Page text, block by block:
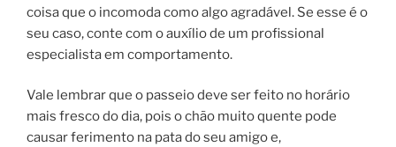
coisa que o incomoda como algo agradável. Se esse é o
seu caso, conte com o auxílio de um profissional
especialista em comportamento.
Vale lembrar que o passeio deve ser feito no horário
mais fresco do dia, pois o chão muito quente pode
causar ferimento na pata do seu amigo e,